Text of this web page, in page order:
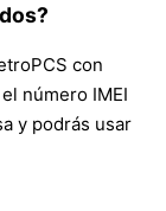
con
número IMEI
y podrás usar